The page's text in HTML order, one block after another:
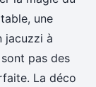
une
jacuzzi à
pas des
La déco